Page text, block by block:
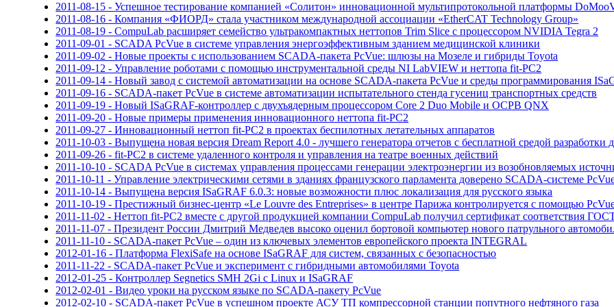
2011-08-15 - Успешное тестирование компанией «Солитон» инновационной мультипротокольной платформы
2011-08-16 - Компания «ФИОРД» стала участником международной ассоциации «EtherCAT Technology Group»
2011-08-19 - CompuLab расширяет семейство ультракомпактных неттопов Trim Slice с процессором NVIDIA Tegra 2
2011-09-01 - SCADA PcVue в системе управления энергоэффективным зданием медицинской клиники
2011-09-02 - Новые проекты с использованием SCADA-пакета PcVue: шлюзы на Мозеле и гибриды Toyota
2011-09-12 - Управление роботами с помощью инструментальной среды NI LabVIEW и неттопа fit-PC2
2011-09-14 - Новый завод с системой автоматизации на основе SCADA-пакета PcVue и среды программирования
2011-09-16 - SCADA-пакет PcVue в системе автоматизации испытательного стенда гусениц транспортных средств
2011-09-19 - Новый ISaGRAF-контроллер с двухъядерным процессором Core 2 Duo Mobile и ОСРВ QNX
2011-09-20 - Новые примеры применения инновационного неттопа fit-PC2
2011-09-27 - Инновационный неттоп fit-PC2 в проектах беспилотных летательных аппаратов
2011-10-03 - Выпущена новая версия Dream Report 4.0 - лучшего генератора отчетов с бесплатной средой разработки д
2011-09-26 - fit-PC2 в системе удаленного контроля и управления на театре военных действий
2011-10-10 - SCADA PcVue в системах управления процессами генерации электроэнергии из возобновляемых
2011-10-11 - Управление электрическими сетями в зданиях французского парламента доверено SCADA-системе
2011-10-14 - Выпущена версия ISaGRAF 6.0.3: новые возможности плюс локализация для русского языка
2011-10-19 - Престижный бизнес-центр «Le Louvre des Entreprises» в центре Парижа контролируется с помощью
2011-11-02 - Неттоп fit-PC2 вместе с другой продукцией компании CompuLab получил сертификат соответствия
2011-11-07 - Президент России Дмитрий Медведев высоко оценил бортовой компьютер нового патрульного
2011-11-10 - SCADA-пакет PcVue – один из ключевых элементов европейского проекта INTEGRAL
2012-01-16 - Платформа FlexiSafe на основе ISaGRAF для систем, связанных с безопасностью
2011-11-22 - SCADA-пакет PcVue и эксперимент с гибридными автомобилями Toyota
2012-01-25 - Контроллер Segnetics SMH 2Gi с Linux и ISaGRAF
2012-02-01 - Видео уроки на русском языке по SCADA-пакету PcVue
2012-02-10 - SCADA-пакет PcVue в успешном проекте АСУ ТП компрессорной станции попутного нефтяного газа